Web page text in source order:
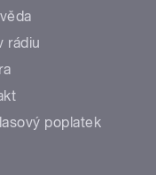
rádiu
poplatek